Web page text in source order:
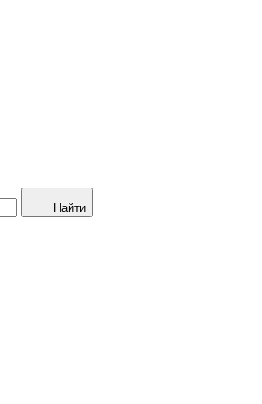
Найти